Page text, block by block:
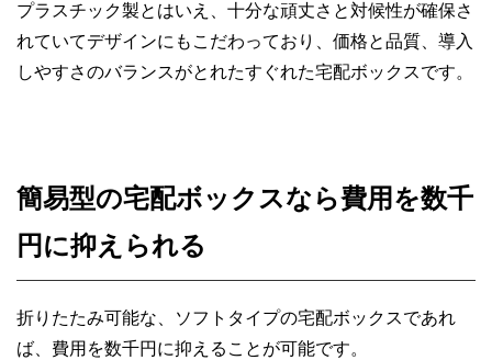
プラスチック製とはいえ、十分な頑丈さと対候性が確保さ
れていてデザインにもこだわっており、価格と品質、導入
しやすさのバランスがとれたすぐれた宅配ボックスです。
簡易型の宅配ボックスなら費用を数千
円に抑えられる
折りたたみ可能な、ソフトタイプの宅配ボックスであれ
ば、費用を数千円に抑えることが可能です。